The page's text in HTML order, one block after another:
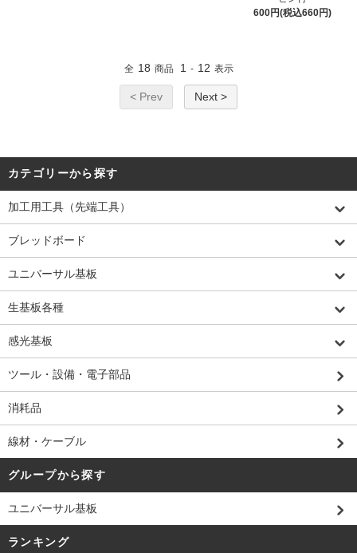
600円(税込660円)
全 18 商品 1 - 12 表示
< Prev Next >
カテゴリーから探す
加工用工具（先端工具）
ブレッドボード
ユニバーサル基板
生基板各種
感光基板
ツール・設備・電子部品
消耗品
線材・ケーブル
グループから探す
ユニバーサル基板
ランキング